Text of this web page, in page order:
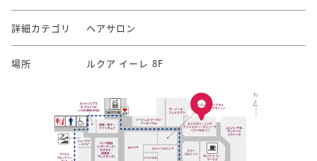
詳細カテゴリ ヘアサロン
場所 ルクア イーレ 8F